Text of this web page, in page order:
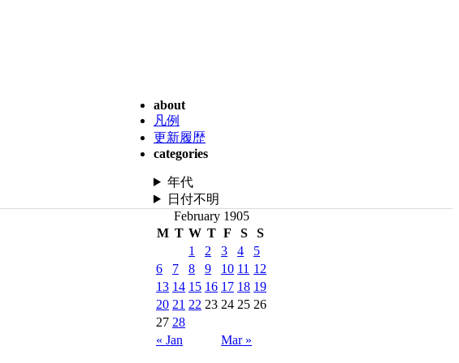
about
凡例
更新履歴
categories
年代
日付不明
February 1905
M T W T F S S
« Jan Mar »
1 2 3 4
5
6
7 8 9 10 11 12
13 14 15 16 17 18 19
20 21 22 23 24 25 26
27 28